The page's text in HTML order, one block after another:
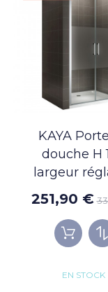
KAYA
douche H
largeur
251,90 €
EN STOCK